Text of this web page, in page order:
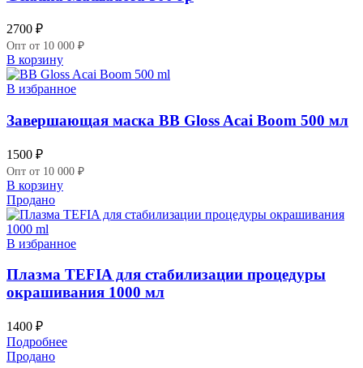
2700 ₽
Опт от 10 000 ₽
В корзину
В избранное
Завершающая маска BB Gloss Acai Boom 500 мл
1500 ₽
Опт от 10 000 ₽
В корзину
Продано
В избранное
Плазма TEFIA для стабилизации процедуры
окрашивания 1000 мл
1400 ₽
Подробнее
Продано